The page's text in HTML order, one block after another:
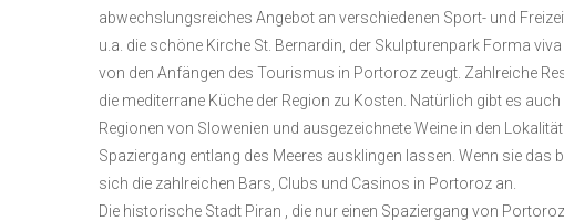
abwechslungsreiches Angebot an verschiedenen Sport- und
u.a. die schöne Kirche St. Bernardin, der Skulpturenpark Forma
von den Anfängen des Tourismus in Portoroz zeugt. Zahlreiche
die mediterrane Küche der Region zu Kosten. Natürlich gibt es
Regionen von Slowenien und ausgezeichnete Weine in den
Spaziergang entlang des Meeres ausklingen lassen. Wenn sie
sich die zahlreichen Bars, Clubs und Casinos in Portoroz an.
Die historische Stadt Piran , die nur einen Spaziergang von